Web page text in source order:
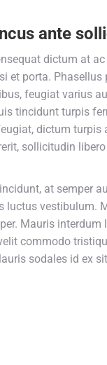
ante
dictum at ac
et porta. Phasellus
feugiat varius
tincidunt turpis
dictum turpis
sollicitudin libero
at semper
luctus vestibulum.
Mauris interdum
commodo
sodales id ex